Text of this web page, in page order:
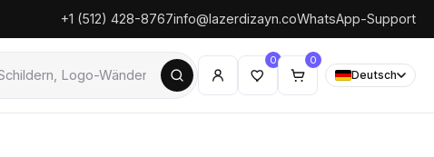
+1 (512) 428-8767info@lazerdizayn.coWhatsApp-Support
0 0
Deutsch